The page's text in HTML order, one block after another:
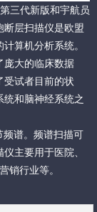
三代新版和宇航员
断层扫描仪是欧盟
算机分析系统。
庞大的临床数据
受试者目前的状
和脑神经系统之
频谱。频谱扫描可
主要用于医院、
销行业等。